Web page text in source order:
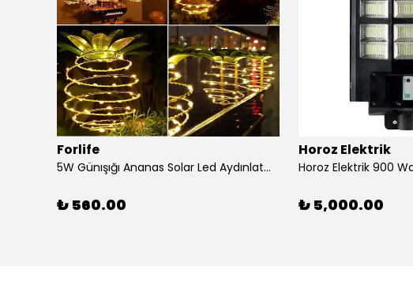
Forlife
5W Günışığı Ananas Solar Led Aydınlatma Bahçe Balkon Aydınlatma
₺ 560.00
Horoz Elektrik
₺ 5,000.00